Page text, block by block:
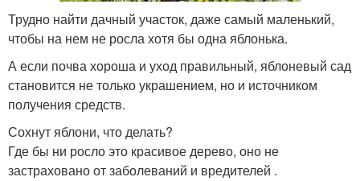
Трудно найти дачный участок, даже самый маленький,
чтобы на нем не росла хотя бы одна яблонька.
А если почва хороша и уход правильный, яблоневый сад
становится не только украшением, но и источником
получения средств.
Сохнут яблони, что делать?
Где бы ни росло это красивое дерево, оно не
застраховано от заболеваний и вредителей .